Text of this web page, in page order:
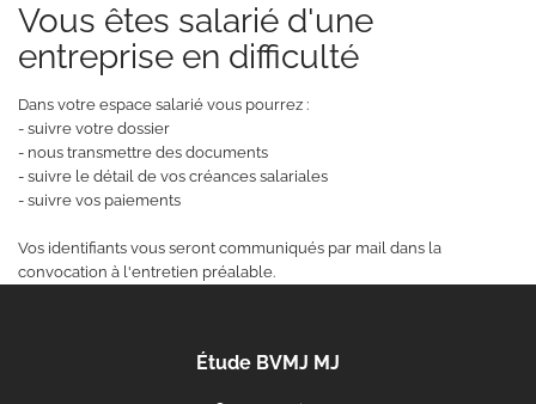
Vous êtes salarié d'une
entreprise en difficulté
Dans votre espace salarié vous pourrez :
- suivre votre dossier
- nous transmettre des documents
- suivre le détail de vos créances salariales
- suivre vos paiements
Vos identifiants vous seront communiqués par mail dans la
convocation à l'entretien préalable.
Étude BVMJ MJ